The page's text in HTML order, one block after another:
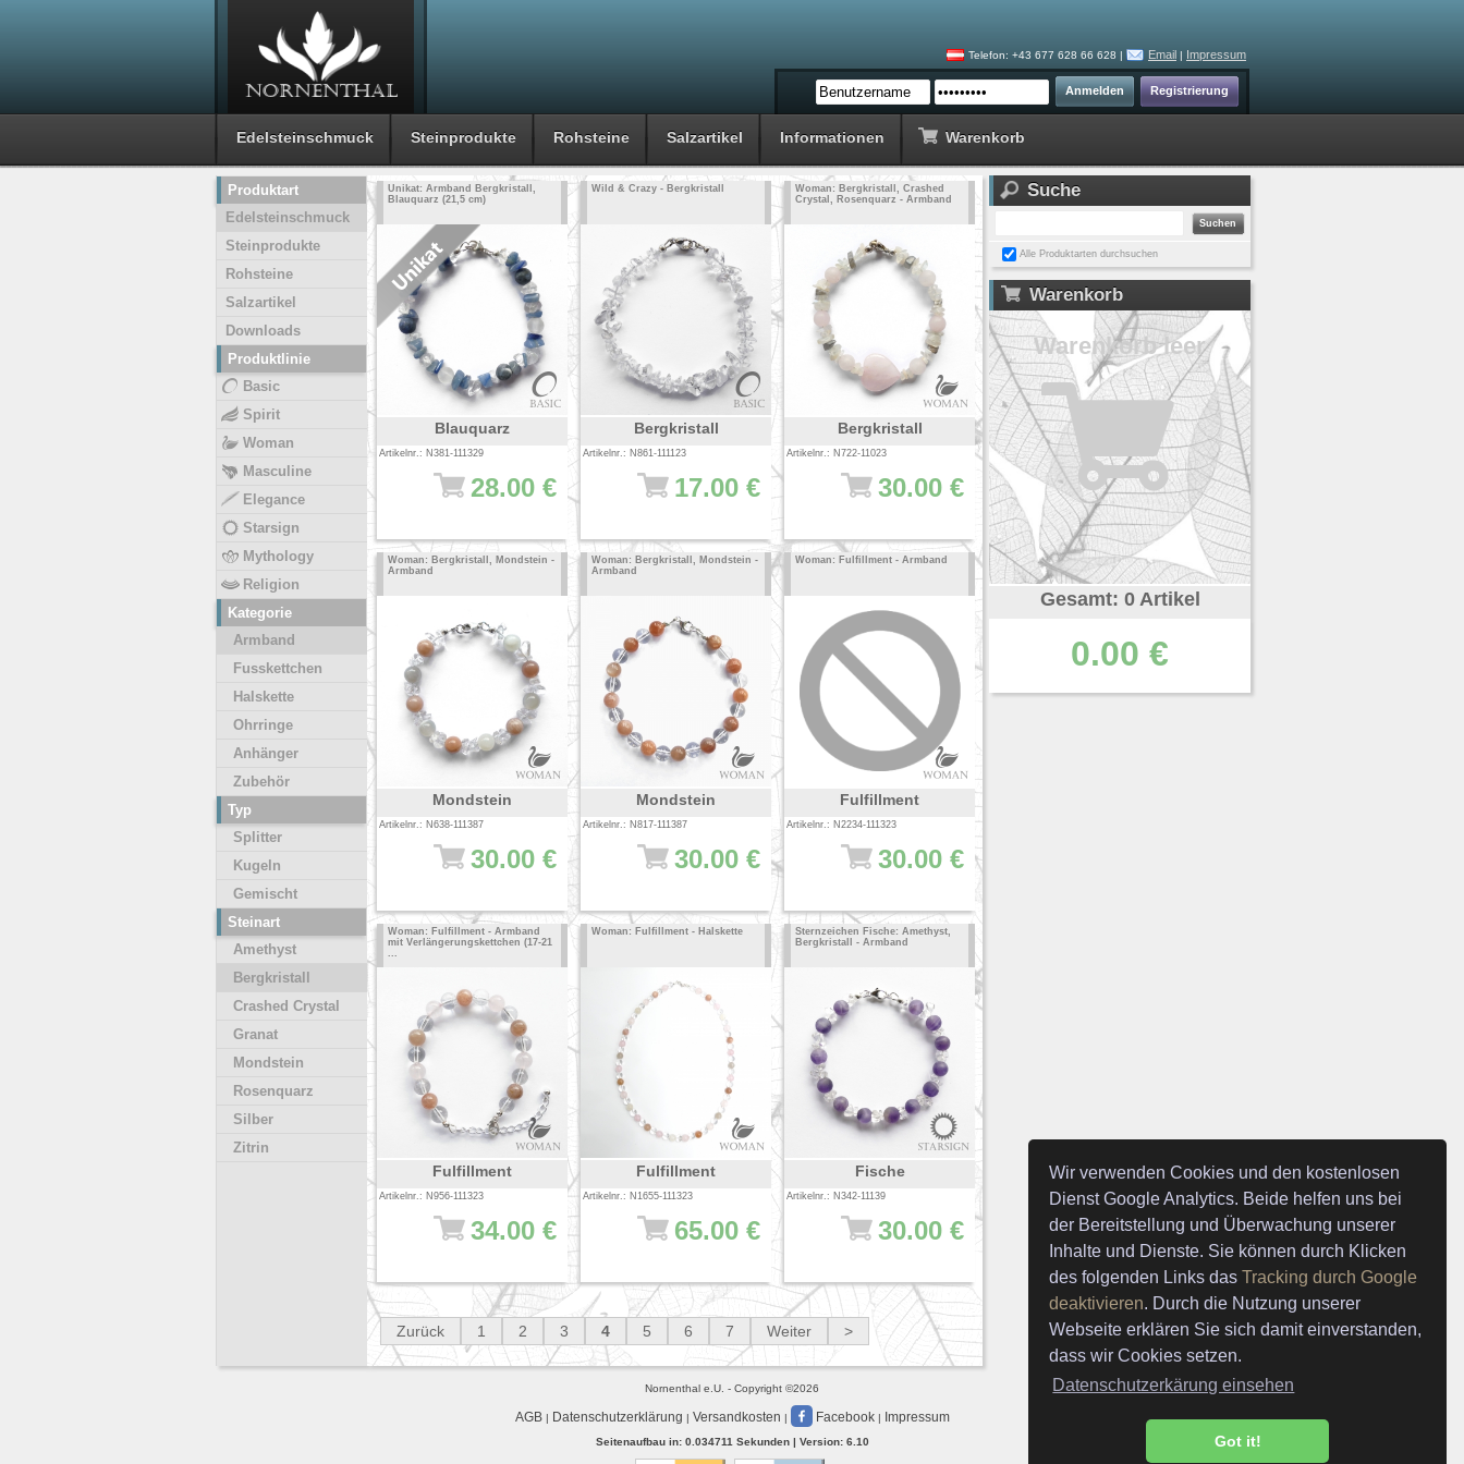
Wir verwenden Cookies und den kostenlosen
Dienst Google Analytics. Beide helfen uns bei
der Bereitstellung und Überwachung unserer
Inhalte und Dienste. Sie können durch Klicken
des folgenden Links dasTracking durch Google
deaktivieren. Durch die Nutzung unserer
Webseite erklären Sie sich damit einverstanden,
dass wir Cookies setzen.
Datenschutzerkärung einsehen
Got it!
Telefon: +43 677 628 66 628 | Email | Impressum
Edelsteinschmuck Steinprodukte Rohsteine Salzartikel Informationen Warenkorb
Unikat: Armband Bergkristall,
Blauquarz (21,5 cm)
Blauquarz
Artikelnr.: N381-111329
28.00 €
Wild & Crazy - Bergkristall
Bergkristall
Artikelnr.: N861-111123
17.00 €
Woman: Bergkristall, Crashed
Crystal, Rosenquarz - Armband
Bergkristall
Artikelnr.: N722-11023
30.00 €
Woman: Bergkristall, Mondstein -
Armband
Mondstein
Artikelnr.: N638-111387
30.00 €
Woman: Bergkristall, Mondstein -
Armband
Mondstein
Artikelnr.: N817-111387
30.00 €
Woman: Fulfillment - Armband
Fulfillment
Artikelnr.: N2234-111323
30.00 €
Woman: Fulfillment - Armband
mit Verlängerungskettchen (17-21
...
Fulfillment
Artikelnr.: N956-111323
34.00 €
Woman: Fulfillment - Halskette
Fulfillment
Artikelnr.: N1655-111323
65.00 €
Sternzeichen Fische: Amethyst,
Bergkristall - Armband
Fische
Artikelnr.: N342-11139
30.00 €
Zurück 1 2 3 4 5 6 7 Weiter >
Produktart
Edelsteinschmuck
Steinprodukte
Rohsteine
Salzartikel
Downloads
Produktlinie
Basic
Spirit
Woman
Masculine
Elegance
Starsign
Mythology
Religion
Kategorie
Armband
Fusskettchen
Halskette
Ohrringe
Anhänger
Zubehör
Typ
Splitter
Kugeln
Gemischt
Steinart
Amethyst
Bergkristall
Crashed Crystal
Granat
Mondstein
Rosenquarz
Silber
Zitrin
Suche
Alle Produktarten durchsuchen
Warenkorb
Warenkorb leer
Gesamt: 0 Artikel
0.00 €
Nornenthal e.U. - Copyright ©2026
AGB| Datenschutzerklärung | Versandkosten | Facebook| Impressum
Seitenaufbau in: 0.034711 Sekunden | Version: 6.10